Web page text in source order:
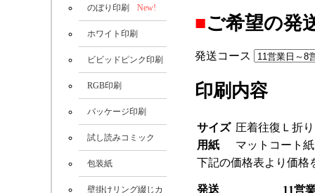
■ご希望の発
発送コース
印刷内容
サイズ 圧着往復Ｌ折り
用紙
マットコート
下記の価格表より価格
発送 11営
のぼり印刷 New!
ホワイト印刷
ビビッドピンク印刷
RGB印刷
パッケージ印刷
試し読みコミック
包装紙
壁掛けリング綴じカ